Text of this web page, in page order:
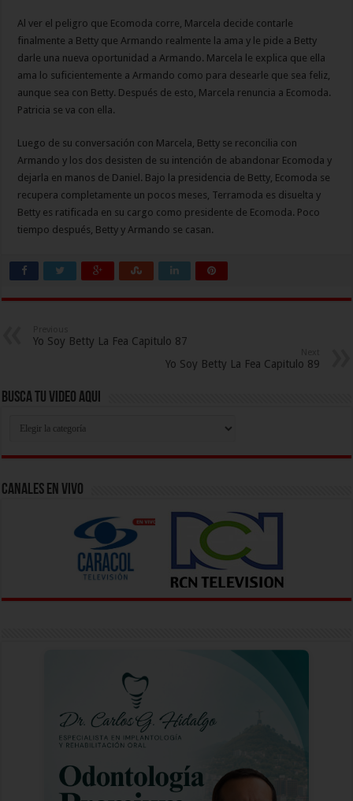
Al ver el peligro que Ecomoda corre, Marcela decide contarle
finalmente a Betty que Armando realmente la ama y le pide a Betty
darle una nueva oportunidad a Armando. Marcela le explica que ella
ama lo suficientemente a Armando como para desearle que sea feliz,
aunque sea con Betty. Después de esto, Marcela renuncia a Ecomoda.
Patricia se va con ella.
Luego de su conversación con Marcela, Betty se reconcilia con
Armando y los dos desisten de su intención de abandonar Ecomoda y
dejarla en manos de Daniel. Bajo la presidencia de Betty, Ecomoda se
recupera completamente un pocos meses, Terramoda es disuelta y
Betty es ratificada en su cargo como presidente de Ecomoda. Poco
tiempo después, Betty y Armando se casan.
Yo Soy Betty La Fea Capitulo 87
Yo Soy Betty La Fea Capitulo 89
Busca Tu Video Aqui
Aqui
Canales En Vivo